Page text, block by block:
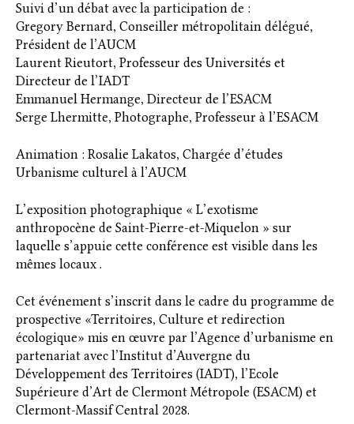
Suivi d’un débat avec la participation de :
Gregory Bernard, Conseiller métropolitain délégué,
Président de l’AUCM
Laurent Rieutort, Professeur des Universités et
Directeur de l’IADT
Emmanuel Hermange, Directeur de l’ESACM
Serge Lhermitte, Photographe, Professeur à l’ESACM
Animation : Rosalie Lakatos, Chargée d’études
Urbanisme culturel à l’AUCM
L’exposition photographique « L’exotisme
anthropocène de Saint-Pierre-et-Miquelon » sur
laquelle s’appuie cette conférence est visible dans les
mêmes locaux .
Cet événement s’inscrit dans le cadre du programme de
prospective «Territoires, Culture et redirection
écologique» mis en œuvre par l’Agence d’urbanisme en
partenariat avec l’Institut d’Auvergne du
Développement des Territoires (IADT), l’Ecole
Supérieure d’Art de Clermont Métropole (ESACM) et
Clermont-Massif Central 2028.